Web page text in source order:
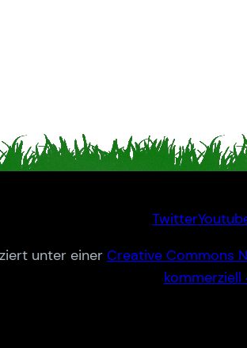
Twitter
unter einer Creative Commons
kommerziell